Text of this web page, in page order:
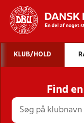
STILLINGER,
KLUB/HOLD
Find